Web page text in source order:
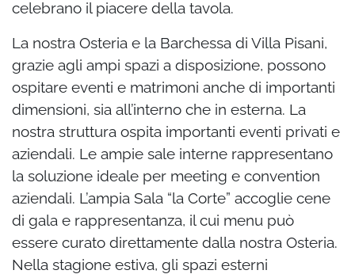
celebrano il piacere della tavola.
La nostra Osteria e la Barchessa di Villa Pisani,
grazie agli ampi spazi a disposizione, possono
ospitare eventi e matrimoni anche di importanti
dimensioni, sia all’interno che in esterna. La
nostra struttura ospita importanti eventi privati e
aziendali. Le ampie sale interne rappresentano
la soluzione ideale per meeting e convention
aziendali. L’ampia Sala “la Corte” accoglie cene
di gala e rappresentanza, il cui menu può
essere curato direttamente dalla nostra Osteria.
Nella stagione estiva, gli spazi esterni